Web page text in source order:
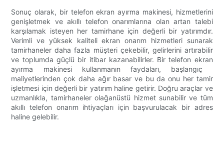
Sonuç olarak, bir telefon ekran ayırma makinesi, hizmetlerini
genişletmek ve akıllı telefon onarımlarına olan artan talebi
karşılamak isteyen her tamirhane için değerli bir yatırımdır.
Verimli ve yüksek kaliteli ekran onarım hizmetleri sunarak
tamirhaneler daha fazla müşteri çekebilir, gelirlerini artırabilir
ve toplumda güçlü bir itibar kazanabilirler. Bir telefon ekran
ayırma makinesi kullanmanın faydaları, başlangıç ​​
maliyetlerinden çok daha ağır basar ve bu da onu her tamir
işletmesi için değerli bir yatırım haline getirir. Doğru araçlar ve
uzmanlıkla, tamirhaneler olağanüstü hizmet sunabilir ve tüm
akıllı telefon onarım ihtiyaçları için başvurulacak bir adres
haline gelebilir.